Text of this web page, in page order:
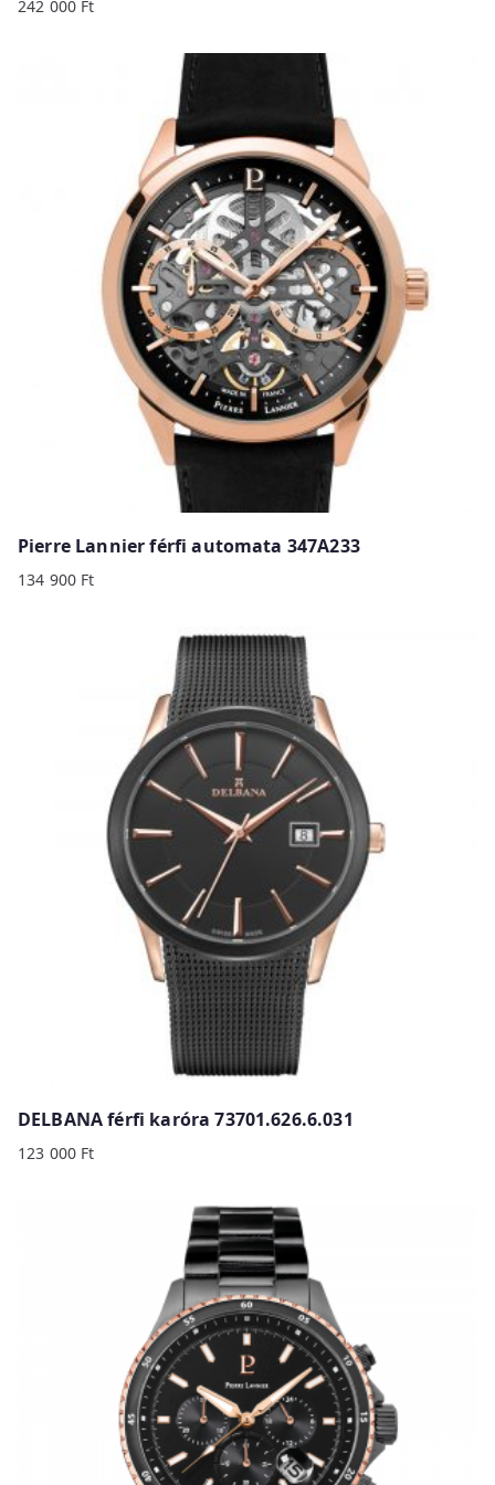
w
242 000 Ft
Pierre Lannier férfi automata 347A233
134 900 Ft
DELBANA férfi karóra 73701.626.6.031
123 000 Ft